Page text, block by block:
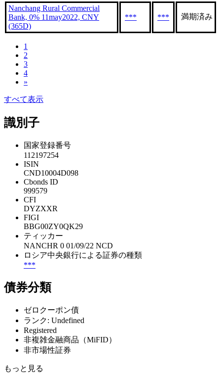
Nanchang Rural Commercial
Bank, 0% 11may2022, CNY
(365D)
*** *** 満期済み
1
2
3
4
»
すべて表示
識別子
国家登録番号
112197254
ISIN
CND10004D098
Cbonds ID
999579
CFI
DYZXXR
FIGI
BBG00ZY0QK29
ティッカー
NANCHR 0 01/09/22 NCD
ロシア中央銀行による証券の種類
***
債券分類
ゼロクーポン債
ランク: Undefined
Registered
非複雑金融商品（MiFID）
非市場性証券
もっと見る